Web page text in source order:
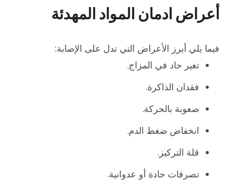
أعراض ادمان المواد المهدئة
فيما يلي أبرز الأعراض التي تدل على الإصابة:
تغير حاد في المزاج.
فقدان الذاكرة.
صعوبة بالحركة.
انخفاض ضغط الدم.
قلة التركيز.
تصرفات حادة أو عدوانية.